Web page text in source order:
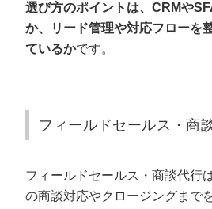
選び方のポイントは、CRMや
か、リード管理や対応フローを
ているかです。
フィールドセールス・商
フィールドセールス・商談代行
の商談対応やクロージングまで